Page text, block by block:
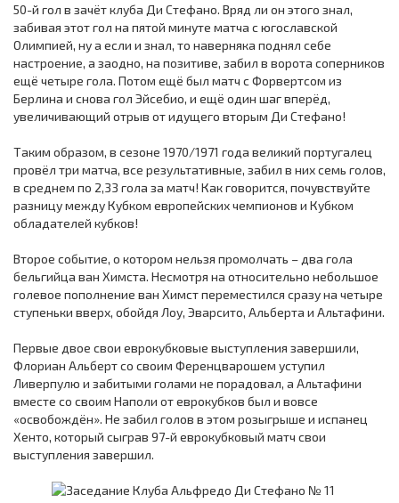
50-й гол в зачёт клуба Ди Стефано. Вряд ли он этого знал,
забивая этот гол на пятой минуте матча с югославской
Олимпией, ну а если и знал, то наверняка поднял себе
настроение, а заодно, на позитиве, забил в ворота соперников
ещё четыре гола. Потом ещё был матч с Форвертсом из
Берлина и снова гол Эйсебио, и ещё один шаг вперёд,
увеличивающий отрыв от идущего вторым Ди Стефано!
Таким образом, в сезоне 1970/1971 года великий португалец
провёл три матча, все результативные, забил в них семь голов,
в среднем по 2,33 гола за матч! Как говорится, почувствуйте
разницу между Кубком европейских чемпионов и Кубком
обладателей кубков!
Второе событие, о котором нельзя промолчать – два гола
бельгийца ван Химста. Несмотря на относительно небольшое
голевое пополнение ван Химст переместился сразу на четыре
ступеньки вверх, обойдя Лоу, Эварсито, Альберта и Альтафини.
Первые двое свои еврокубковые выступления завершили,
Флориан Альберт со своим Ференцварошем уступил
Ливерпулю и забитыми голами не порадовал, а Альтафини
вместе со своим Наполи от еврокубков был и вовсе
«освобождён». Не забил голов в этом розыгрыше и испанец
Хенто, который сыграв 97-й еврокубковый матч свои
выступления завершил.